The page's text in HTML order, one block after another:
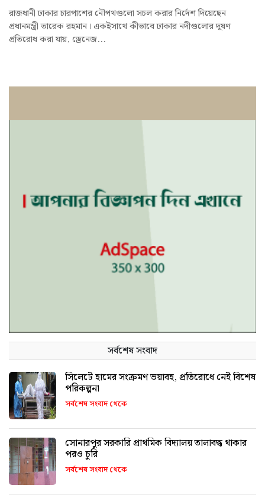
রাজধানী ঢাকার চারপাশের নৌপথগুলো সচল করার নির্দেশ দিয়েছেন
প্রধানমন্ত্রী তারেক রহমান। একইসাথে কীভাবে ঢাকার নদীগুলোর দূষণ
প্রতিরোধ করা যায়, ড্রেনেজ...
সর্বশেষ সংবাদ
সিলেটে হামের সংক্রমণ ভয়াবহ, প্রতিরোধে নেই বিশেষ
পরিকল্পনা
সর্বশেষ সংবাদ থেকে
সোনারপুর সরকারি প্রাথমিক বিদ্যালয় তালাবদ্ধ থাকার
পরও চুরি
সর্বশেষ সংবাদ থেকে